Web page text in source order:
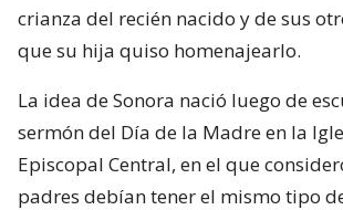
crianza del recién nacido y de sus
que su hija quiso homenajearlo.
La idea de Sonora nació luego de
sermón del Día de la Madre en la
Episcopal Central, en el que
padres debían tener el mismo tipo